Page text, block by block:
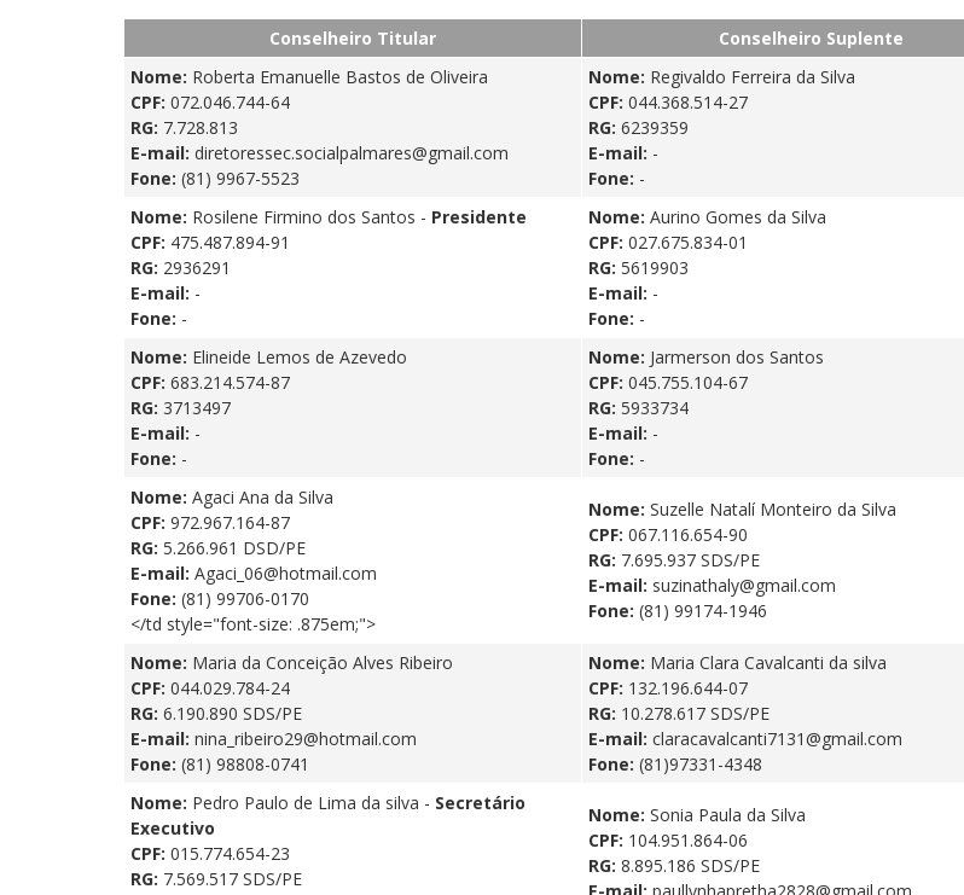
Conselheiro Titular Conselheiro Suplente
Nome: Roberta Emanuelle Bastos de Oliveira
CPF: 072.046.744-64
RG: 7.728.813
E-mail: diretoressec.socialpalmares@gmail.com
Fone: (81) 9967-5523
Nome: Regivaldo Ferreira da Silva
CPF: 044.368.514-27
RG: 6239359
E-mail: -
Fone: -
Nome: Rosilene Firmino dos Santos - Presidente
CPF: 475.487.894-91
RG: 2936291
E-mail: -
Fone: -
Nome: Aurino Gomes da Silva
CPF: 027.675.834-01
RG: 5619903
E-mail: -
Fone: -
Nome: Elineide Lemos de Azevedo
CPF: 683.214.574-87
RG: 3713497
E-mail: -
Fone: -
Nome: Jarmerson dos Santos
CPF: 045.755.104-67
RG: 5933734
E-mail: -
Fone: -
Nome: Agaci Ana da Silva
CPF: 972.967.164-87
RG: 5.266.961 DSD/PE
E-mail: Agaci_06@hotmail.com
Fone: (81) 99706-0170
</td style="font-size: .875em;">
Nome: Suzelle Natalí Monteiro da Silva
CPF: 067.116.654-90
RG: 7.695.937 SDS/PE
E-mail: suzinathaly@gmail.com
Fone: (81) 99174-1946
Nome: Maria da Conceição Alves Ribeiro
CPF: 044.029.784-24
RG: 6.190.890 SDS/PE
E-mail: nina_ribeiro29@hotmail.com
Fone: (81) 98808-0741
Nome: Maria Clara Cavalcanti da silva
CPF: 132.196.644-07
RG: 10.278.617 SDS/PE
E-mail: claracavalcanti7131@gmail.com
Fone: (81)97331-4348
Nome: Pedro Paulo de Lima da silva - Secretário
Executivo
CPF: 015.774.654-23
RG: 7.569.517 SDS/PE
Nome: Sonia Paula da Silva
CPF: 104.951.864-06
RG: 8.895.186 SDS/PE